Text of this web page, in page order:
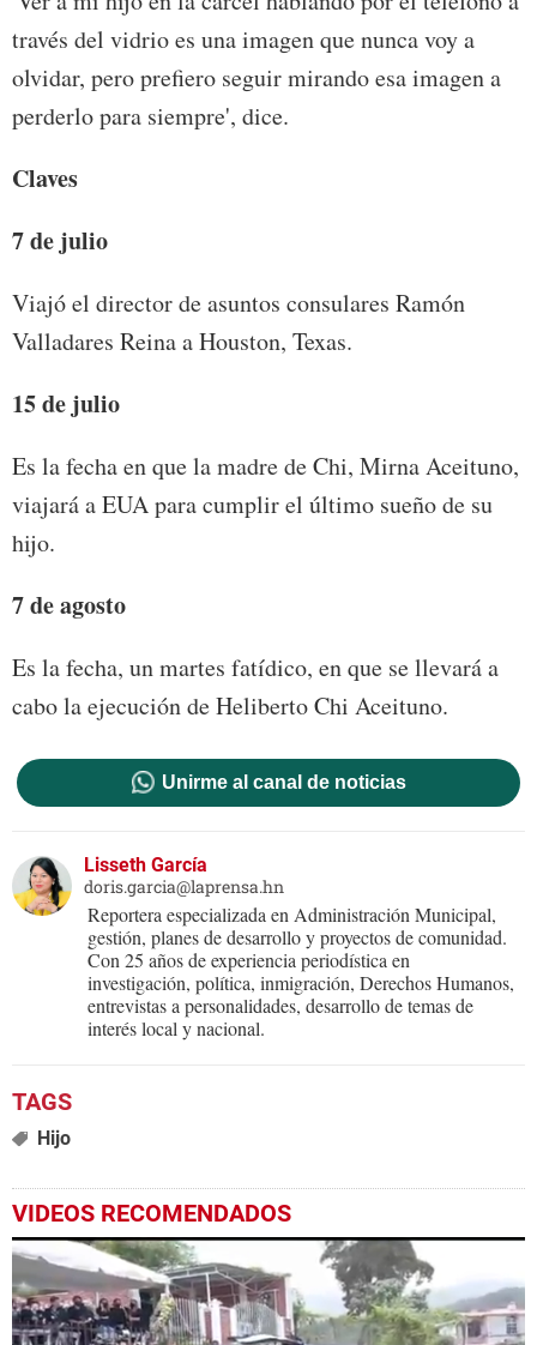
través del vidrio es una imagen que nunca voy a
olvidar, pero prefiero seguir mirando esa imagen a
perderlo para siempre', dice.
Claves
7 de julio
Viajó el director de asuntos consulares Ramón
Valladares Reina a Houston, Texas.
15 de julio
Es la fecha en que la madre de Chi, Mirna Aceituno,
viajará a EUA para cumplir el último sueño de su
hijo.
7 de agosto
Es la fecha, un martes fatídico, en que se llevará a
cabo la ejecución de Heliberto Chi Aceituno.
Unirme al canal de noticias
Lisseth García
doris.garcia@laprensa.hn
Reportera especializada en Administración Municipal,
gestión, planes de desarrollo y proyectos de comunidad.
Con 25 años de experiencia periodística en
investigación, política, inmigración, Derechos Humanos,
entrevistas a personalidades, desarrollo de temas de
interés local y nacional.
Hijo
VIDEOS RECOMENDADOS